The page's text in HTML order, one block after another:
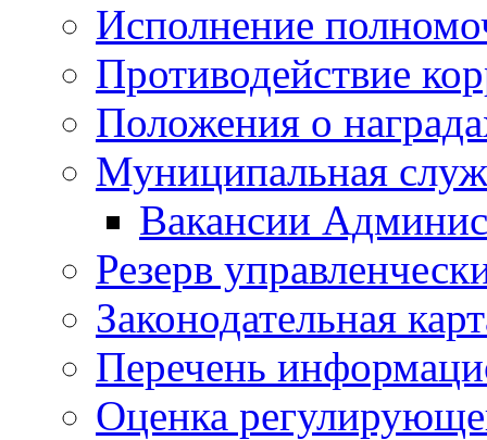
Исполнение
Противодействие
Положения о
Муниципальная
Вакансии
Резерв
Законодательная
Перечень
Оценка